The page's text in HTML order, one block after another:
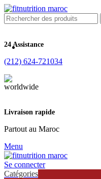
24 Assistance
(212) 624-721034
Livraison rapide
Partout au Maroc
Menu
Se connecter
Catégories